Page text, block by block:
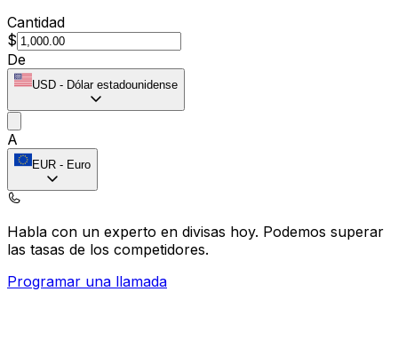
Cantidad
$
De
USD - Dólar estadounidense
A
EUR - Euro
Habla con un experto en divisas hoy. Podemos superar
las tasas de los competidores.
Programar una llamada